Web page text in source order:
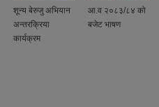
शून्य बेरुजु अभियान
अन्तरक्रिया
कार्यक्रम
आ.व २०८३/८४ को
बजेट भाषण